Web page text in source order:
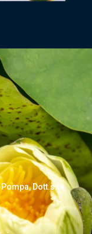
Dott.ssa